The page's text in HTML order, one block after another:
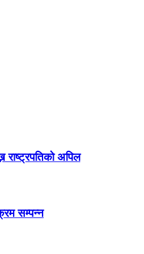
राष्ट्रपतिको अपिल
सम्पन्न